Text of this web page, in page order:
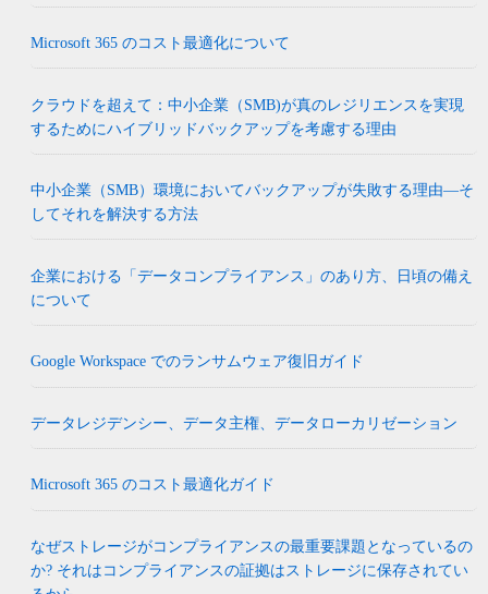
Microsoft 365 のコスト最適化について
クラウドを超えて：中小企業（SMB)が真のレジリエンスを実現
するためにハイブリッドバックアップを考慮する理由
中小企業（SMB）環境においてバックアップが失敗する理由―そ
してそれを解決する方法
企業における「データコンプライアンス」のあり方、日頃の備え
について
Google Workspace でのランサムウェア復旧ガイド
データレジデンシー、データ主権、データローカリゼーション
Microsoft 365 のコスト最適化ガイド
なぜストレージがコンプライアンスの最重要課題となっているの
か? それはコンプライアンスの証拠はストレージに保存されてい